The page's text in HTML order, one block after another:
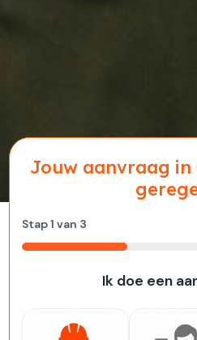
Jouw aanvraag
Stap1 van 3
33%
Ik doe een